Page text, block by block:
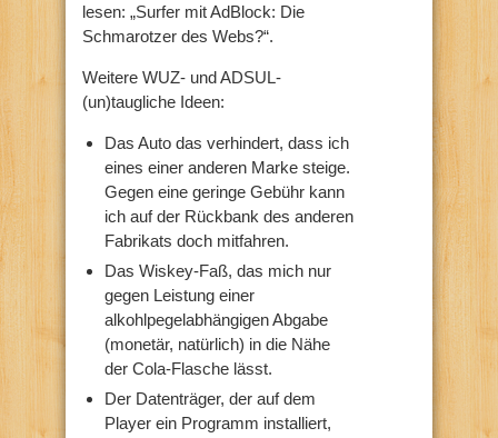
lesen: „Surfer mit AdBlock: Die
Schmarotzer des Webs?“.
Weitere WUZ- und ADSUL-
(un)taugliche Ideen:
Das Auto das verhindert, dass ich
eines einer anderen Marke steige.
Gegen eine geringe Gebühr kann
ich auf der Rückbank des anderen
Fabrikats doch mitfahren.
Das Wiskey-Faß, das mich nur
gegen Leistung einer
alkohlpegelabhängigen Abgabe
(monetär, natürlich) in die Nähe
der Cola-Flasche lässt.
Der Datenträger, der auf dem
Player ein Programm installiert,